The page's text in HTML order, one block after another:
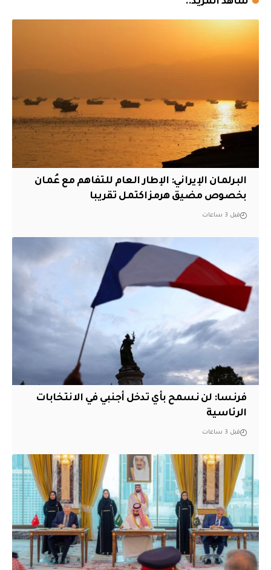
البرلمان الإيراني: الإطار العام للتفاهم مع عُمان
بخصوص مضيق هرمز اكتمل تقريبا
قبل 3 ساعات
فرنسا: لن نسمح بأي تدخل أجنبي في الانتخابات
الرئاسية
قبل 3 ساعات